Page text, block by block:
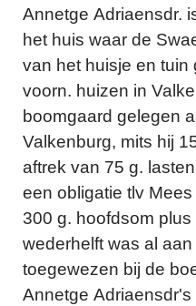
Annetge Adriaensdr.
het huis waar de
van het huisje en tuin
voorn. huizen in
boomgaard gelegen
Valkenburg, mits hij
aftrek van 75 g.
een obligatie tlv
300 g. hoofdsom plus
wederhelft was al
toegewezen bij de
Annetge